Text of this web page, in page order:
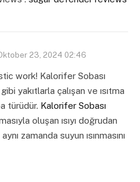
23, 2024 02:46
work! Kalorifer Sobası
yakıtlarla çalışan ve ısıtma
türüdür. Kalorifer Sobası
oluşan ısıyı doğrudan
zamanda suyun ısınmasını